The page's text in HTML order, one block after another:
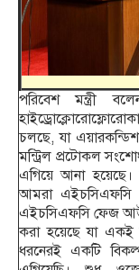
পরিবেশ মন্ত্রী
চলছে, যা
মন্ট্রিল প্রটোকল
এগিয়ে আনা
আমরা এইচসিএফসি
এইচসিএফসি ফেজ
করা হয়েছে যা একই
ধরনেরই একটি